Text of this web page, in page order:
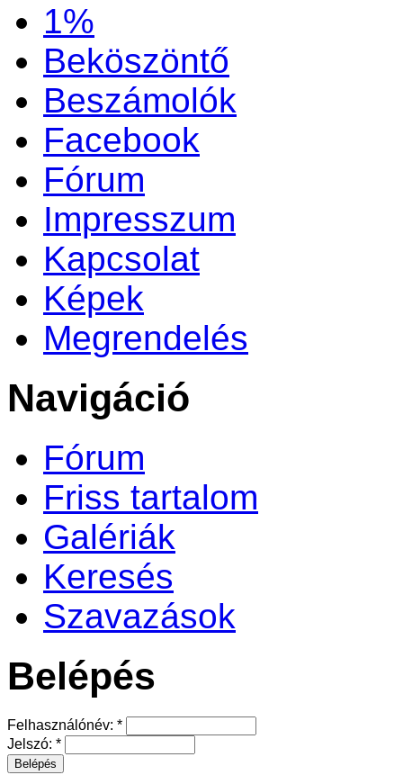
1%
Beköszöntő
Beszámolók
Facebook
Fórum
Impresszum
Kapcsolat
Képek
Megrendelés
Navigáció
Fórum
Friss tartalom
Galériák
Keresés
Szavazások
Belépés
Felhasználónév: *
Jelszó: *